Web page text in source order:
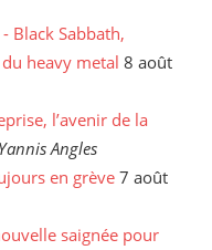
Black Sabbath,
heavy metal 8 août
l’avenir de la
Yannis Angles
en grève 7 août
saignée pour